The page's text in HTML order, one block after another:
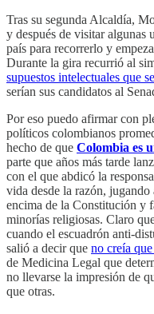
Tras su segunda Alcaldía,
y después de visitar algunas
país para recorrerlo y
Durante la gira recurrió al
supuestos intelectuales que
serían sus candidatos al
Por eso puedo afirmar con
políticos colombianos
hecho de que Colombia es
parte que años más tarde
con el que abdicó la
vida desde la razón, jugando
encima de la Constitución y
minorías religiosas. Claro
cuando el escuadrón anti-
salió a decir que no creía
de Medicina Legal que
no llevarse la impresión de
que otras.